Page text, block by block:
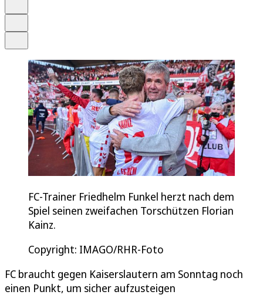
FC-Trainer Friedhelm Funkel herzt nach dem
Spiel seinen zweifachen Torschützen Florian
Kainz.
Copyright: IMAGO/RHR-Foto
FC braucht gegen Kaiserslautern am Sonntag noch
einen Punkt, um sicher aufzusteigen